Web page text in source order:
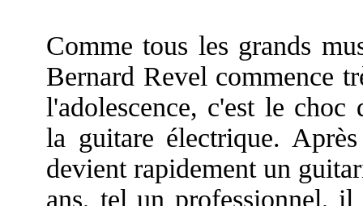
Comme tous les grands
Bernard Revel commence
l'adolescence, c'est le choc
la guitare électrique.
devient rapidement un
ans, tel un professionnel, il